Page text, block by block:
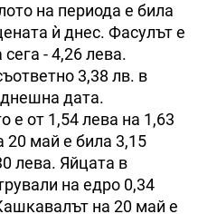
на периода е била
ѝ днес. Фасулът е
- 4,26 лева.
3,38 лв. в
дата.
от 1,54 лева на 1,63
20 май е била 3,15
лева. Яйцата в
на едро 0,34
на 20 май е